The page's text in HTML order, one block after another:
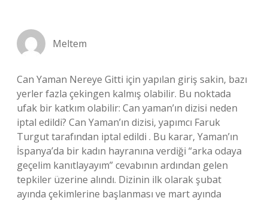
Meltem
Can Yaman Nereye Gitti için yapılan giriş sakin, bazı
yerler fazla çekingen kalmış olabilir. Bu noktada
ufak bir katkım olabilir: Can yaman’ın dizisi neden
iptal edildi? Can Yaman’ın dizisi, yapımcı Faruk
Turgut tarafından iptal edildi . Bu karar, Yaman’ın
İspanya’da bir kadın hayranına verdiği “arka odaya
geçelim kanıtlayayım” cevabının ardından gelen
tepkiler üzerine alındı. Dizinin ilk olarak şubat
ayında çekimlerine başlanması ve mart ayında